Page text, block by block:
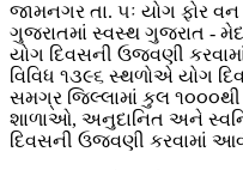
જામનગર તા. ૫ઃ યોગ ફોર
ગુજરાતમાં સ્વસ્થ ગુજરાત -
યોગ દિવસની ઉજવણી
વિવિધ ૧૩૯૬ સ્થળોએ યોગ
સમગ્ર જિલ્લામાં કુલ
શાળાઓ, અનુદાનિત અને
દિવસની ઉજવણી કરવામાં